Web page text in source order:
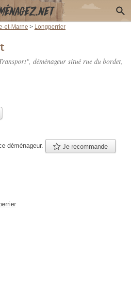
et-Marne > Longperrier
déménageur situé rue du bordet,
déménageur. Je recommande